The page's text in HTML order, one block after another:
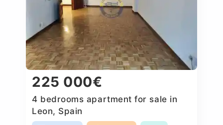
225 000€
4 bedrooms apartment for sale in
Leon, Spain